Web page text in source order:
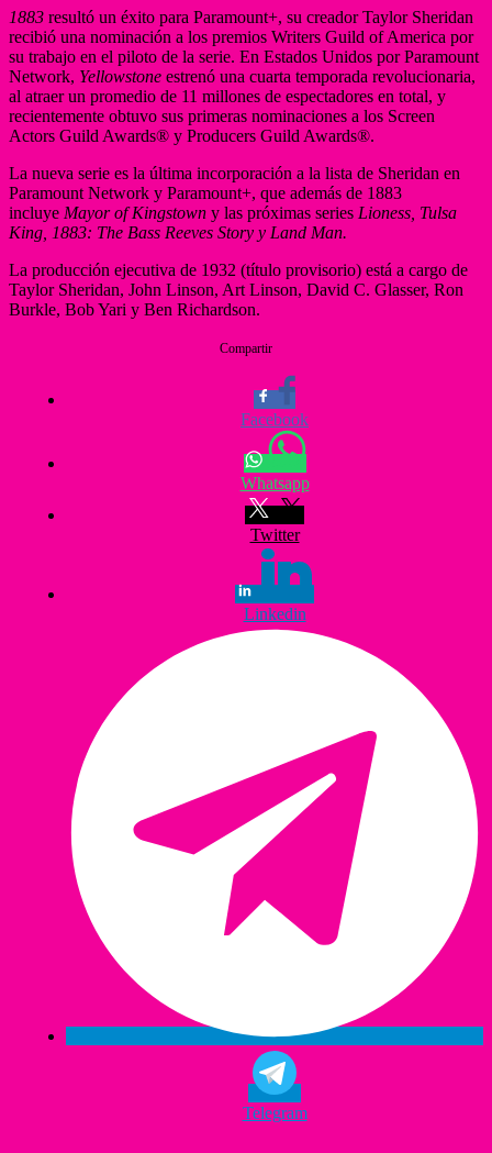
1883 resultó un éxito para Paramount+, su creador Taylor Sheridan
recibió una nominación a los premios Writers Guild of America por
su trabajo en el piloto de la serie. En Estados Unidos por Paramount
Network, Yellowstone estrenó una cuarta temporada revolucionaria,
al atraer un promedio de 11 millones de espectadores en total, y
recientemente obtuvo sus primeras nominaciones a los Screen
Actors Guild Awards® y Producers Guild Awards®.
La nueva serie es la última incorporación a la lista de Sheridan en
Paramount Network y Paramount+, que además de 1883
incluye Mayor of Kingstown y las próximas series Lioness, Tulsa
King, 1883: The Bass Reeves Story y Land Man.
La producción ejecutiva de 1932 (título provisorio) está a cargo de
Taylor Sheridan, John Linson, Art Linson, David C. Glasser, Ron
Burkle, Bob Yari y Ben Richardson.
Compartir
Facebook
Whatsapp
Twitter
Linkedin
Telegram